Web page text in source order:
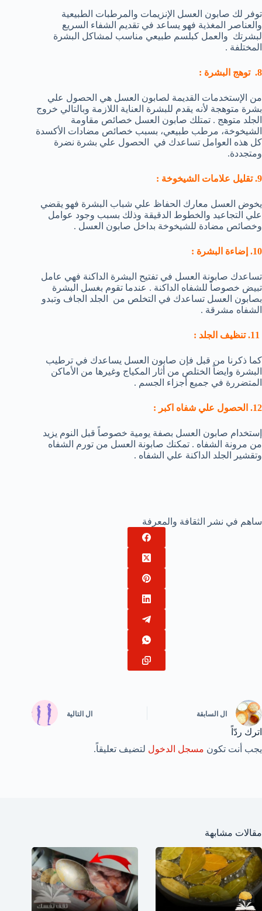
توفر لك صابون العسل الإنزيمات والمرطبات الطبيعية
والعناصر المغذية فهو يساعد في تقديم الشفاء السريع
لبشرتك والعمل كبلسم طبيعي مناسب لمشاكل البشرة
المختلفة .
8. توهج البشرة :
من الإستخدمات القديمة لصابون العسل هي الحصول علي
بشرة متوهجة لأنه يقدم للبشرة العناية اللازمة وبالتالي خروج
الجلد متوهج . تمتلك صابون العسل خصائص مقاومة
الشيخوخة، مرطب طبيعي، بسبب خصائص مضادات الأكسدة
كل هذه العوامل تساعدك في الحصول علي بشرة نضرة
ومتجددة.
9. تقليل علامات الشيخوخة :
يخوض العسل معارك الحفاظ علي شباب البشرة فهو يقضي
علي التجاعيد والخطوط الدقيقة وذلك بسبب وجود عوامل
وخصائص مضادة للشيخوخة بداخل صابون العسل .
10. إضاءة البشرة :
تساعدك صابونة العسل في تفتيح البشرة الداكنة فهي عامل
تبيض خصوصاً للشفاه الداكنة . عندما تقوم بغسل البشرة
بصابون العسل تساعدك في التخلص من الجلد الجاف وتبدو
الشفاه مشرقة .
كما ذكرنا من قبل فإن صابون العسل يساعدك في ترطيب
البشرة وايضاً الختلص من أثار المكياج وغيرها من الأماكن
المتضررة في جميع أجزاء الجسم .
12. الحصول علي شفاه اكبر :
إستخدام صابون العسل بصفة يومية خصوصاً قبل النوم يزيد
من مرونة الشفاه . تمكنك صابونة العسل من تورم الشفاه
وتقشير الجلد الداكنة علي الشفاه .
ساهم في نشر الثقافة والمعرفة
ال السابقة ال التالية
اترك ردّاً
يجب أنت تكون مسجل الدخول لتضيف تعليقاً.
مقالات مشابهة